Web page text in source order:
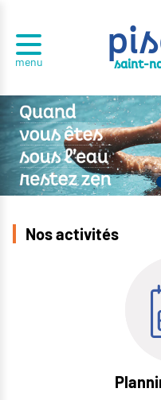
menu saint-
Nos activités